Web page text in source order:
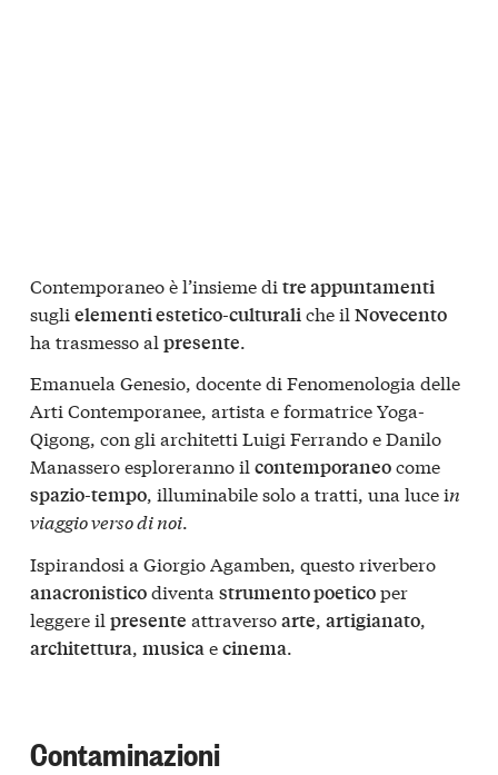
Contemporaneo è l’insieme di tre appuntamenti
sugli elementi estetico-culturaliche il Novecento
ha trasmesso al presente.
Emanuela Genesio, docente di Fenomenologia delle
Arti Contemporanee, artista e formatrice Yoga-
Qigong, con gli architetti Luigi Ferrando e Danilo
Manassero esploreranno il contemporaneocome
spazio-tempo, illuminabile solo a tratti, una luce in
viaggio verso di noi.
Ispirandosi a Giorgio Agamben, questo riverbero
anacronisticodiventa strumento poeticoper
leggere il presente attraversoarte, artigianato,
architettura, musicaecinema.
Contaminazioni